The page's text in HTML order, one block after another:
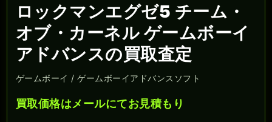
ロックマンエグゼ5 チーム・
オブ・カーネル ゲームボーイ
アドバンスの買取査定
ゲームボーイ / ゲームボーイアドバンスソフト
買取価格はメールにてお見積もり